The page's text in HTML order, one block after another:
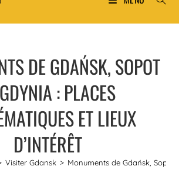
DE GDAŃSK, SOPOT
: PLACES
ET LIEUX
D’INTÉRÊT
Visiter Gdansk > Monuments de Gdańsk, Sopot